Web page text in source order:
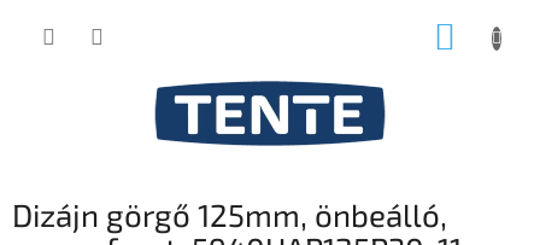
KOSÁR
Dizájn görgő 125mm, önbeálló,